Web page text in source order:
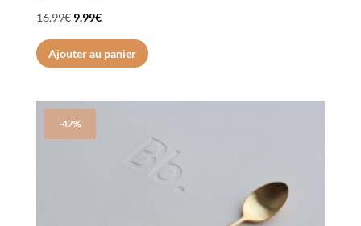
16.99€ Le
prix
initial
16.99€.
9.99€Le
prix
actuel
9.99€.
Ajouter au panier
-47%